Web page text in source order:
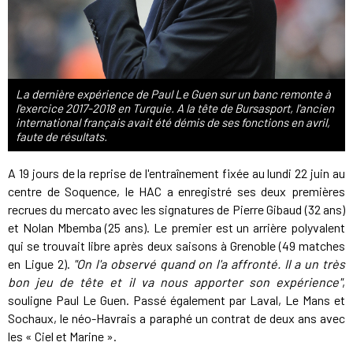
La dernière expérience de Paul Le Guen sur un banc remonte à
l'exercice 2017-2018 en Turquie. A la tête de Bursasport, l'ancien
international français avait été démis de ses fonctions en avril,
faute de résultats.
A 19 jours de la reprise de l'entraînement fixée au lundi 22 juin au
centre de Soquence, le HAC a enregistré ses deux premières
recrues du mercato avec les signatures de Pierre Gibaud (32 ans)
et Nolan Mbemba (25 ans). Le premier est un arrière polyvalent
qui se trouvait libre après deux saisons à Grenoble (49 matches
en Ligue 2). "On l'a observé quand on l'a affronté. Il a un très
bon jeu de tête et il va nous apporter son expérience",
souligne Paul Le Guen. Passé également par Laval, Le Mans et
Sochaux, le néo-Havrais a paraphé un contrat de deux ans avec
les « Ciel et Marine ».